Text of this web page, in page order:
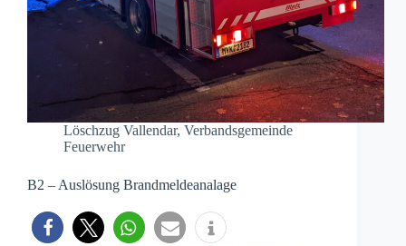
Löschzug Vallendar, Verbandsgemeinde
Feuerwehr
B2 – Auslösung Brandmeldeanalage